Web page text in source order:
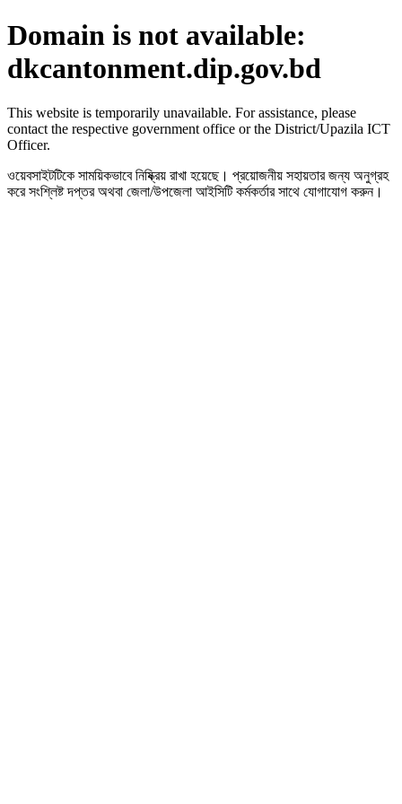
Domain is not available:
dkcantonment.dip.gov.bd
This website is temporarily unavailable. For assistance, please
contact the respective government office or the District/Upazila ICT
Officer.
ওয়েবসাইটটিকে সাময়িকভাবে নিষ্ক্রিয় রাখা হয়েছে। প্রয়োজনীয় সহায়তার জন্য অনুগ্রহ
করে সংশ্লিষ্ট দপ্তর অথবা জেলা/উপজেলা আইসিটি কর্মকর্তার সাথে যোগাযোগ করুন।